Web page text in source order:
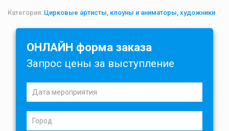
Категория: Цирковые артисты, клоуны и аниматоры, художники
ОНЛАЙН форма заказа
Запрос цены за выступление